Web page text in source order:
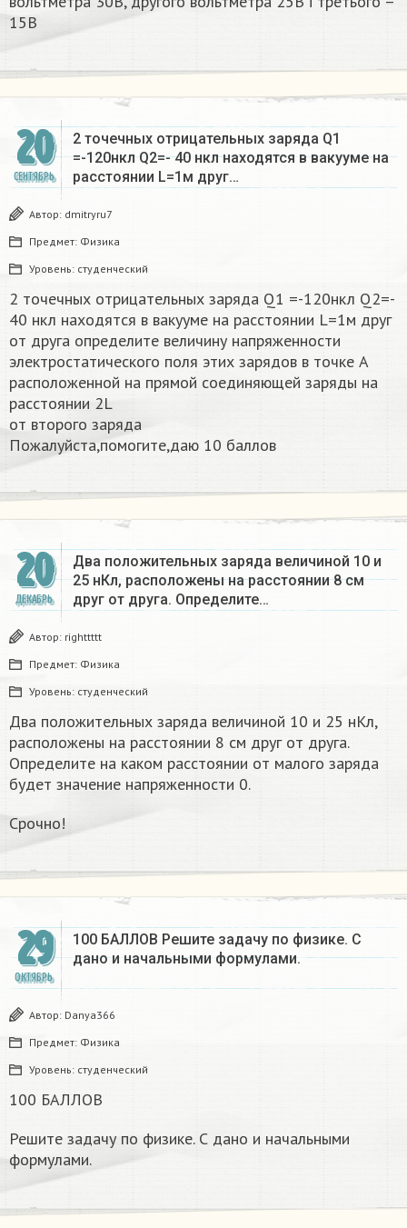
15В
20
СЕНТЯБРЬ
2 точечных отрицательных заряда Q1
=-120нкл Q2=- 40 нкл находятся в вакууме на
расстоянии L=1м друг…
Автор: dmitryru7
Предмет: Физика
Уровень: студенческий
2 точечных отрицательных заряда Q1 =-120нкл Q2=-
40 нкл находятся в вакууме на расстоянии L=1м друг
от друга определите величину напряженности
электростатического поля этих зарядов в точке А
расположенной на прямой соединяющей заряды на
расстоянии 2L
от второго заряда
Пожалуйста,помогите,даю 10 баллов ​
20
ДЕКАБРЬ
Два положительных заряда величиной 10 и
25 нКл, расположены на расстоянии 8 см
друг от друга. Определите…
Автор: righttttt
Предмет: Физика
Уровень: студенческий
Два положительных заряда величиной 10 и 25 нКл,
расположены на расстоянии 8 см друг от друга.
Определите на каком расстоянии от малого заряда
будет значение напряженности 0.
Срочно!
29
ОКТЯБРЬ
100 БАЛЛОВ Решите задачу по физике. С
дано и начальными формулами.
Автор: Danya366
Предмет: Физика
Уровень: студенческий
100 БАЛЛОВ
Решите задачу по физике. С дано и начальными
формулами.